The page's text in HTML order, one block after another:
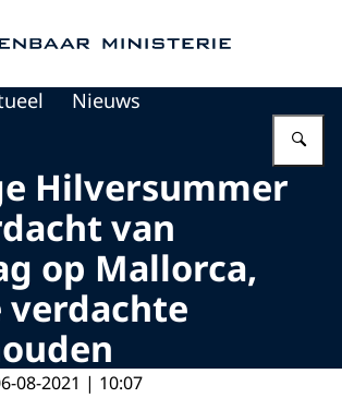
Nieuws
Hilversummer
van
op Mallorca,
08-2021 | 10:07